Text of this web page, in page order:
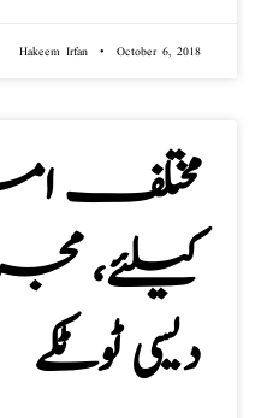
Hakeem Irfan October 6, 2018
مختلف
کیلئے،
دیسی ٹوٹکے